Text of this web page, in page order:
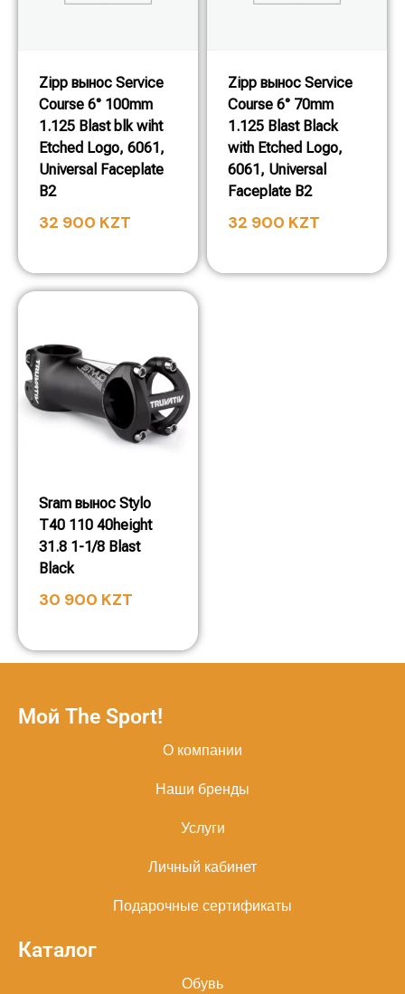
Zipp вынос Service
Course 6° 100mm
1.125 Blast blk wiht
Etched Logo, 6061,
Universal Faceplate
B2
32 900 KZT
Zipp вынос Service
Course 6° 70mm
1.125 Blast Black
with Etched Logo,
6061, Universal
Faceplate B2
32 900 KZT
Sram вынос Stylo
T40 110 40height
31.8 1-1/8 Blast
Black
30 900 KZT
Мой The Sport!
О компании
Наши бренды
Услуги
Личный кабинет
Подарочные сертификаты
Каталог
Обувь